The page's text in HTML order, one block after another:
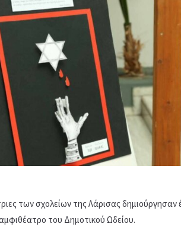
των σχολείων της Λάρισας
του Δημοτικού Ωδείου.